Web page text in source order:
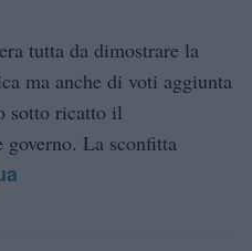
tutta da dimostrare la
ma anche di voti aggiunta
sotto ricatto il
governo. La sconfitta